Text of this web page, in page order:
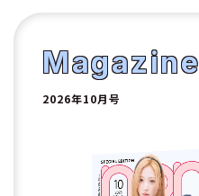
2
Magazine
2026年10月号